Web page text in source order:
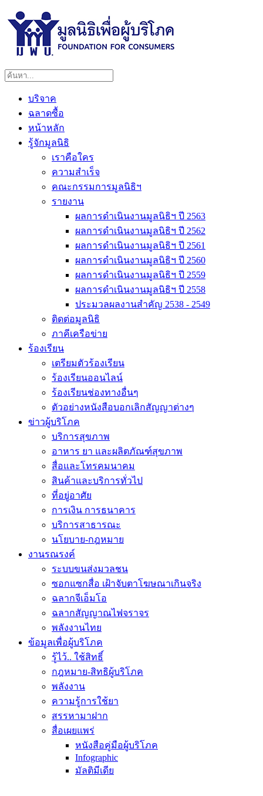
บริจาค
ฉลาดซื้อ
หน้าหลัก
รู้จักมูลนิธิ
เราคือใคร
ความสำเร็จ
คณะกรรมการมูลนิธิฯ
รายงาน
ผลการดำเนินงานมูลนิธิฯ ปี 2563
ผลการดำเนินงานมูลนิธิฯ ปี 2562
ผลการดำเนินงานมูลนิธิฯ ปี 2561
ผลการดำเนินงานมูลนิธิฯ ปี 2560
ผลการดำเนินงานมูลนิธิฯ ปี 2559
ผลการดำเนินงานมูลนิธิฯ ปี 2558
ประมวลผลงานสำคัญ 2538 - 2549
ติดต่อมูลนิธิ
ภาคีเครือข่าย
ร้องเรียน
เตรียมตัวร้องเรียน
ร้องเรียนออนไลน์
ร้องเรียนช่องทางอื่นๆ
ตัวอย่างหนังสือบอกเลิกสัญญาต่างๆ
ข่าวผู้บริโภค
บริการสุขภาพ
อาหาร ยา และผลิตภัณฑ์สุขภาพ
สื่อและโทรคมนาคม
สินค้าและบริการทั่วไป
ที่อยู่อาศัย
การเงิน การธนาคาร
บริการสาธารณะ
นโยบาย-กฎหมาย
งานรณรงค์
ระบบขนส่งมวลชน
ซอกแซกสื่อ เฝ้าจับตาโฆษณาเกินจริง
ฉลากจีเอ็มโอ
ฉลากสัญญาณไฟจราจร
พลังงานไทย
ข้อมูลเพื่อผู้บริโภค
รู้ไว้.. ใช้สิทธิ์
กฎหมาย-สิทธิผู้บริโภค
พลังงาน
ความรู้การใช้ยา
สรรหามาฝาก
สื่อเผยแพร่
หนังสือคู่มือผู้บริโภค
Infographic
มัลติมีเดีย